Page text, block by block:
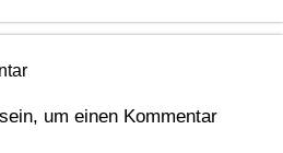
sein, um einen Kommentar